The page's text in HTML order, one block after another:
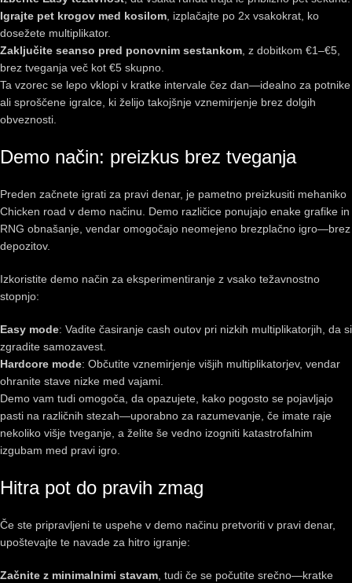
Igrajte pet krogov med kosilom, izplačajte po 2x vsakokrat, ko
dosežete multiplikator.
Zaključite seanso pred ponovnim sestankom, z dobitkom €1–€5,
brez tveganja več kot €5 skupno.
Ta vzorec se lepo vklopi v kratke intervale čez dan—idealno za potnike
ali sproščene igralce, ki želijo takojšnje vznemirjenje brez dolgih
obveznosti.
Demo način: preizkus brez tveganja
Preden začnete igrati za pravi denar, je pametno preizkusiti mehaniko
Chicken road v demo načinu. Demo različice ponujajo enake grafike in
RNG obnašanje, vendar omogočajo neomejeno brezplačno igro—brez
depozitov.
Izkoristite demo način za eksperimentiranje z vsako težavnostno
stopnjo:
Easy mode: Vadite časiranje cash outov pri nizkih multiplikatorjih, da si
zgradite samozavest.
Hardcore mode: Občutite vznemirjenje višjih multiplikatorjev, vendar
ohranite stave nizke med vajami.
Demo vam tudi omogoča, da opazujete, kako pogosto se pojavljajo
pasti na različnih stezah—uporabno za razumevanje, če imate raje
nekoliko višje tveganje, a želite še vedno izogniti katastrofalnim
izgubam med pravi igro.
Hitra pot do pravih zmag
Če ste pripravljeni te uspehe v demo načinu pretvoriti v pravi denar,
upoštevajte te navade za hitro igranje:
Začnite z minimalnimi stavam, tudi če se počutite srečno—kratke